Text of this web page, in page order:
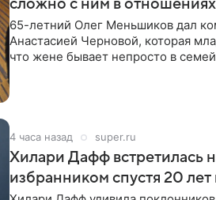
сложно с ним в отношениях
65-летний Олег Меньшиков дал
Анастасией Черновой, которая
что жене бывает непросто в
4 часа назад super.ru
Хилари Дафф встретилась
избранником спустя 20